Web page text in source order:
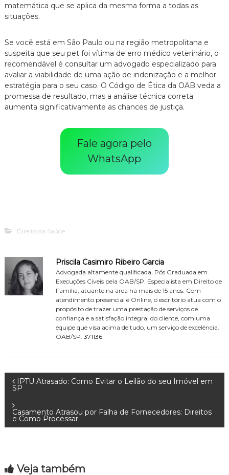
matemática que se aplica da mesma forma a todas as
situações.
Se você está em São Paulo ou na região metropolitana e
suspeita que seu pet foi vítima de erro médico veterinário,o
recomendável é consultar um advogado especializado para
avaliar a viabilidade de uma ação de indenização e a melhor
estratégia para o seu caso. O Código de Ética da OAB veda a
promessa de resultado,mas a análise técnica correta
aumenta significativamente as chances de justiça.
Fale agora pelo
WhatsApp
Direito da Saúde
Priscila Casimiro Ribeiro Garcia
Advogada altamente qualificada, Pós Graduada em
Execuções Cíveis pela OAB/SP. Especialista em Direito de
Família, atuante na área há mais de 15 anos. Com
atendimento presencial e Online, o escritório atua com o
propósito de trazer uma prestação de serviços de
confiança e a satisfação integral do cliente, com uma
equipe que visa acima de tudo, um serviço de excelência.
OAB/SP: 371136
N
a
v
IPTU Atrasado: Como Evitar o Leilão do seu Imóvel em
SP
Casamento Atrasou por Falha de Fornecedores: Direitos
e Como Processar
Veja também